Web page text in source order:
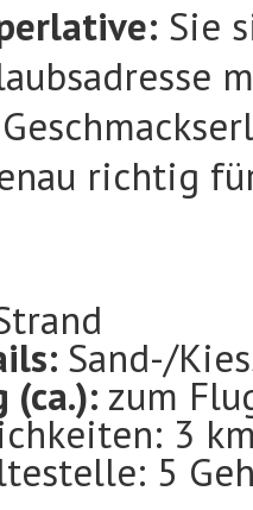
Sie
richtig
Sand-/
(ca.): zum
3
5